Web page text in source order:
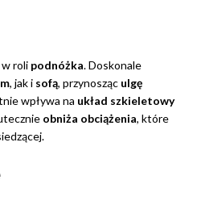
roli podnóżka. Doskonale
, jak i sofą, przynosząc ulgę
wpływa na układ szkieletowy
obniża obciążenia, które